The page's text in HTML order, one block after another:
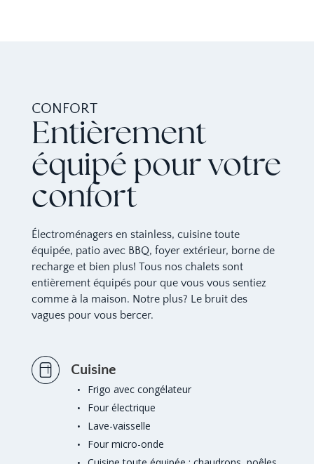
CONFORT
Entièrement
équipé pour votre
confort
Électroménagers en stainless, cuisine toute
équipée, patio avec BBQ, foyer extérieur, borne de
recharge et bien plus! Tous nos chalets sont
entièrement équipés pour que vous vous sentiez
comme à la maison. Notre plus? Le bruit des
vagues pour vous bercer.
Cuisine
Frigo avec congélateur
Four électrique
Lave-vaisselle
Four micro-onde